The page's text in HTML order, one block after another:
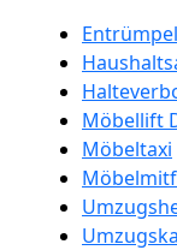
Möbellift
Möbeltaxi